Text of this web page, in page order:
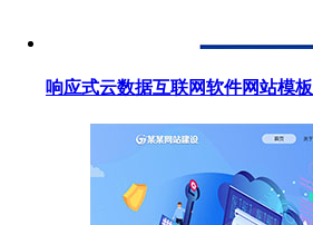
响应式云数据互联网软件网站模板